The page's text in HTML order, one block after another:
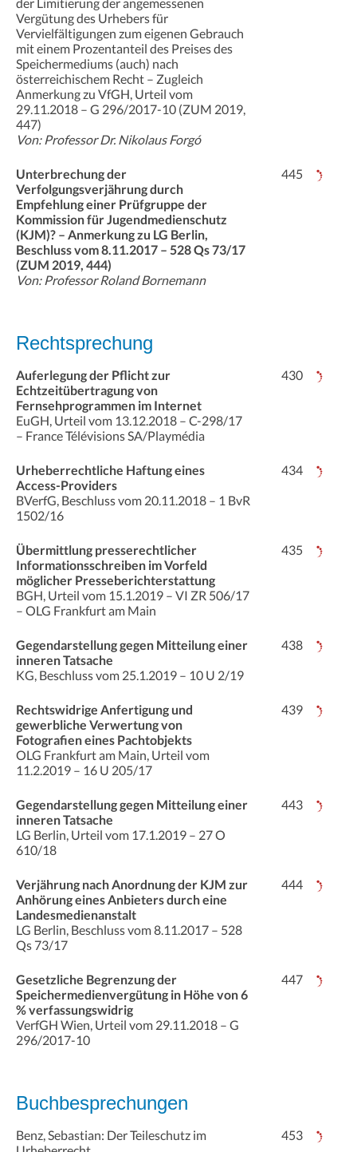
der Limitierung der angemessenen
Vergütung des Urhebers für
Vervielfältigungen zum eigenen Gebrauch
mit einem Prozentanteil des Preises des
Speichermediums (auch) nach
österreichischem Recht – Zugleich
Anmerkung zu VfGH, Urteil vom
29.11.2018 – G 296/2017-10 (ZUM 2019,
447)
Von: Professor Dr. Nikolaus Forgó
Unterbrechung der
Verfolgungsverjährung durch
Empfehlung einer Prüfgruppe der
Kommission für Jugendmedienschutz
(KJM)? – Anmerkung zu LG Berlin,
Beschluss vom 8.11.2017 – 528 Qs 73/17
(ZUM 2019, 444)
Von: Professor Roland Bornemann
445
Rechtsprechung
Auferlegung der Pflicht zur
Echtzeitübertragung von
Fernsehprogrammen im Internet
EuGH, Urteil vom 13.12.2018 – C-298/17
– France Télévisions SA/Playmédia
430
Urheberrechtliche Haftung eines
Access-Providers
BVerfG, Beschluss vom 20.11.2018 – 1 BvR
1502/16
434
Übermittlung presserechtlicher
Informationsschreiben im Vorfeld
möglicher Presseberichterstattung
BGH, Urteil vom 15.1.2019 – VI ZR 506/17
– OLG Frankfurt am Main
435
Gegendarstellung gegen Mitteilung einer
inneren Tatsache
KG, Beschluss vom 25.1.2019 – 10 U 2/19
438
Rechtswidrige Anfertigung und
gewerbliche Verwertung von
Fotografien eines Pachtobjekts
OLG Frankfurt am Main, Urteil vom
11.2.2019 – 16 U 205/17
439
Gegendarstellung gegen Mitteilung einer
inneren Tatsache
LG Berlin, Urteil vom 17.1.2019 – 27 O
610/18
443
Verjährung nach Anordnung der KJM zur
Anhörung eines Anbieters durch eine
Landesmedienanstalt
LG Berlin, Beschluss vom 8.11.2017 – 528
Qs 73/17
444
Gesetzliche Begrenzung der
Speichermedienvergütung in Höhe von 6
% verfassungswidrig
VerfGH Wien, Urteil vom 29.11.2018 – G
296/2017-10
447
Buchbesprechungen
Benz, Sebastian: Der Teileschutz im
453